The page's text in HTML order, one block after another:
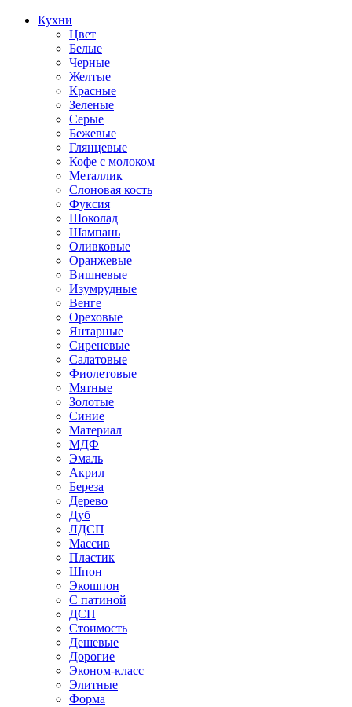
Кухни
Цвет
Белые
Черные
Желтые
Красные
Зеленые
Серые
Бежевые
Глянцевые
Кофе с молоком
Металлик
Слоновая кость
Фуксия
Шоколад
Шампань
Оливковые
Оранжевые
Вишневые
Изумрудные
Венге
Ореховые
Янтарные
Сиреневые
Салатовые
Фиолетовые
Мятные
Золотые
Синие
Материал
МДФ
Эмаль
Акрил
Береза
Дерево
Дуб
ЛДСП
Массив
Пластик
Шпон
Экошпон
С патиной
ДСП
Стоимость
Дешевые
Дорогие
Эконом-класс
Элитные
Форма